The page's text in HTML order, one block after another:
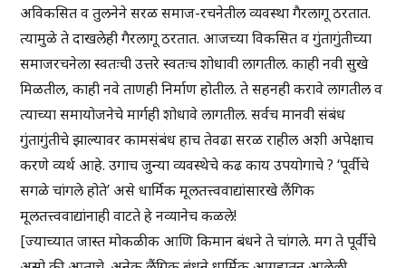
अविकसित व तुलनेने सरळ समाज-रचनेतील व्यवस्था गैरलागू ठरतात.
त्यामुळे ते दाखलेही गैरलागू ठरतात. आजच्या विकसित व गुंतागुंतीच्या
समाजरचनेला स्वतःची उत्तरे स्वतःच शोधावी लागतील. काही नवी सुखे
मिळतील, काही नवे ताणही निर्माण होतील. ते सहनही करावे लागतील व
त्याच्या समायोजनेचे मार्गही शोधावे लागतील. सर्वच मानवी संबंध
गुंतागुंतीचे झाल्यावर कामसंबंध हाच तेवढा सरळ राहील अशी अपेक्षाच
करणे व्यर्थ आहे. उगाच जुन्या व्यवस्थेचे कढ काय उपयोगाचे ? ‘पूर्वीचे
सगळे चांगले होते’ असे धार्मिक मूलतत्त्ववाद्यांसारखे लैंगिक
मूलतत्त्ववाद्यांनाही वाटते हे नव्यानेच कळले!
[ज्याच्यात जास्त मोकळीक आणि किमान बंधने ते चांगले. मग ते पूर्वीचे